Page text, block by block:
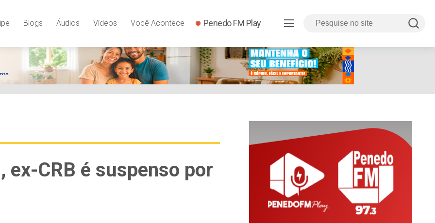
Blogs Áudios Vídeos Você Acontece Penedo FM Play
CRB é suspenso por